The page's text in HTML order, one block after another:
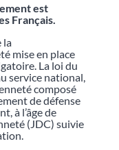
est
Français.
la
mise en place
La loi du
service national,
composé
de défense
à l’âge de
(JDC) suivie